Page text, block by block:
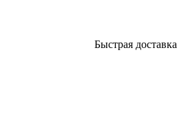
Быстрая доставка